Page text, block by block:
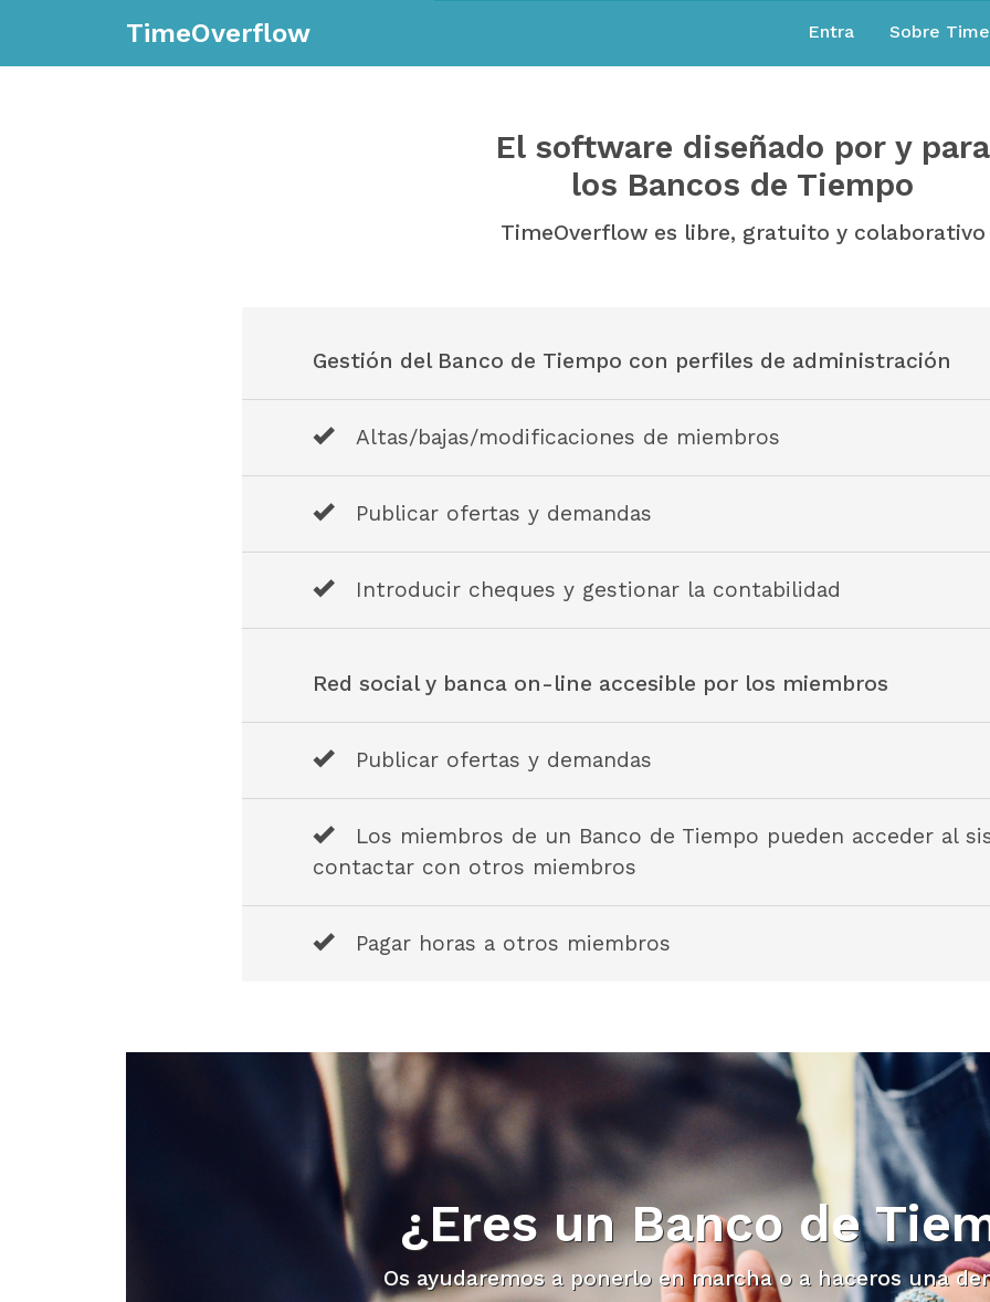
TimeOverflow Entra Sobre
El software diseñado por y para
los Bancos de Tiempo
TimeOverflow es libre, gratuito y colaborativo
Gestión del Banco de Tiempo con perfiles de administración
Altas/bajas/modificaciones de miembros
Publicar ofertas y demandas
Introducir cheques y gestionar la contabilidad
Red social y banca on-line accesible por los miembros
Publicar ofertas y demandas
Los miembros de un Banco de Tiempo pueden acceder al
contactar con otros miembros
Pagar horas a otros miembros
¿Eres un Banco de
Os ayudaremos a ponerlo en marcha o a haceros una